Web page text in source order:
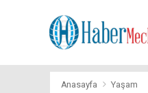
Anasayfa Yaşam